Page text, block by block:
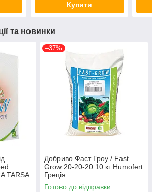
Купити
та новинки
TARSA
–37%
Добриво Фаст Гроу / Fast
Grow 20-20-20 10 кг Humofert
Греція
Готово до відправки